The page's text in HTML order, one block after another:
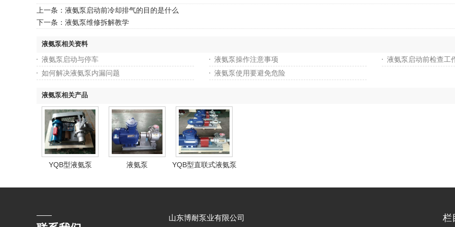
上一条： 液氨泵启动前冷却排气的目的是什么
下一条： 液氨泵维修拆解教学
液氨泵相关资料
液氨泵启动与停车 液氨泵操作注意事项
液氨泵启动前检查工
如何解决液氨泵内漏问题
液氨泵使用要避免危险
液氨泵相关产品
YQB型液氨泵 液氨泵 YQB型直联式液氨泵
山东博耐泵业有限公司 栏